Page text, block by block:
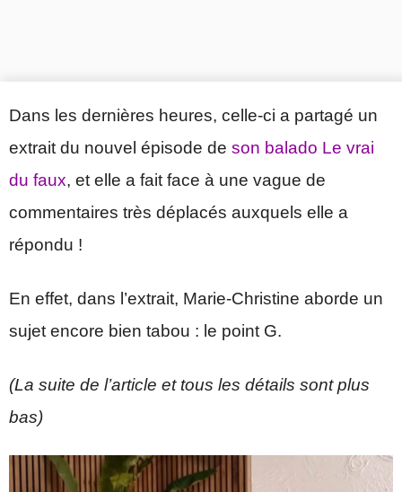
Dans les dernières heures, celle-ci a partagé un
extrait du nouvel épisode de son balado Le vrai
du faux, et elle a fait face à une vague de
commentaires très déplacés auxquels elle a
répondu !
En effet, dans l’extrait, Marie-Christine aborde un
sujet encore bien tabou : le point G.
(La suite de l’article et tous les détails sont plus
bas)